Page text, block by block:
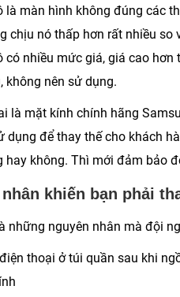
là màn hình không đúng các
chịu nó thấp hơn rất nhiều
có nhiều mức giá, giá cao
không nên sử dụng.
là mặt kính chính hãng
dụng để thay thế cho khách
hay không. Thì mới đảm bảo
khiến bạn phải
những nguyên nhân mà đội
thoại ở túi quần sau khi